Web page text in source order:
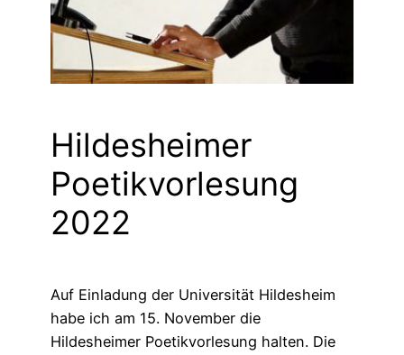
Hildesheimer
Poetikvorlesung
2022
Auf Einladung der Universität Hildesheim
habe ich am 15. November die
Hildesheimer Poetikvorlesung halten. Die